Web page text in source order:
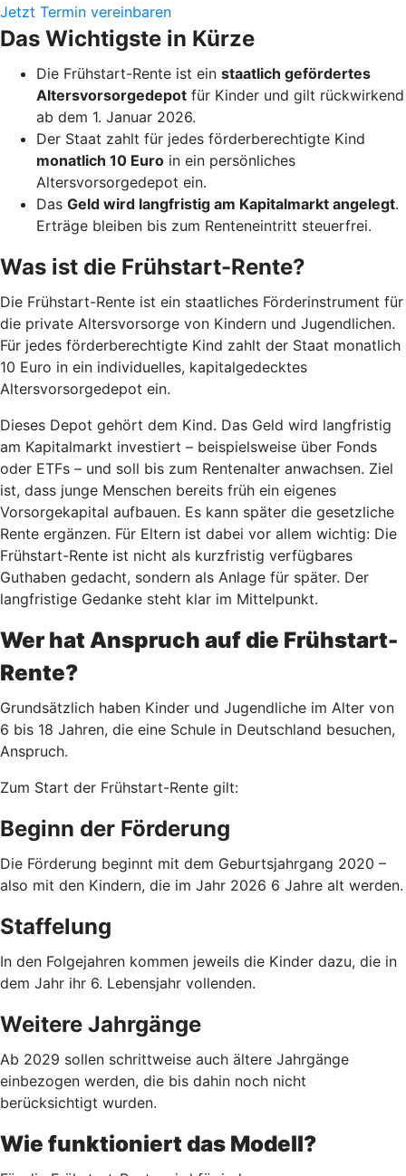
Jetzt Termin vereinbaren
Das Wichtigste in Kürze
Die Frühstart-Rente ist ein staatlich gefördertes
Altersvorsorgedepot für Kinder und gilt rückwirkend
ab dem 1. Januar 2026.
Der Staat zahlt für jedes förderberechtigte Kind
monatlich 10 Euro in ein persönliches
Altersvorsorgedepot ein.
Das Geld wird langfristig am Kapitalmarkt angelegt.
Erträge bleiben bis zum Renteneintritt steuerfrei.
Was ist die Frühstart-Rente?
Die Frühstart-Rente ist ein staatliches Förderinstrument für
die private Altersvorsorge von Kindern und Jugendlichen.
Für jedes förderberechtigte Kind zahlt der Staat monatlich
10 Euro in ein individuelles, kapitalgedecktes
Altersvorsorgedepot ein.
Dieses Depot gehört dem Kind. Das Geld wird langfristig
am Kapitalmarkt investiert – beispielsweise über Fonds
oder ETFs – und soll bis zum Rentenalter anwachsen. Ziel
ist, dass junge Menschen bereits früh ein eigenes
Vorsorgekapital aufbauen. Es kann später die gesetzliche
Rente ergänzen. Für Eltern ist dabei vor allem wichtig: Die
Frühstart-Rente ist nicht als kurzfristig verfügbares
Guthaben gedacht, sondern als Anlage für später. Der
langfristige Gedanke steht klar im Mittelpunkt.
Wer hat Anspruch auf die Frühstart-
Rente?
Grundsätzlich haben Kinder und Jugendliche im Alter von
6 bis 18 Jahren, die eine Schule in Deutschland besuchen,
Anspruch.
Zum Start der Frühstart-Rente gilt:
Beginn der Förderung
Die Förderung beginnt mit dem Geburtsjahrgang 2020 –
also mit den Kindern, die im Jahr 2026 6 Jahre alt werden.
Staffelung
In den Folgejahren kommen jeweils die Kinder dazu, die in
dem Jahr ihr 6. Lebensjahr vollenden.
Weitere Jahrgänge
Ab 2029 sollen schrittweise auch ältere Jahrgänge
einbezogen werden, die bis dahin noch nicht
berücksichtigt wurden.
Wie funktioniert das Modell?